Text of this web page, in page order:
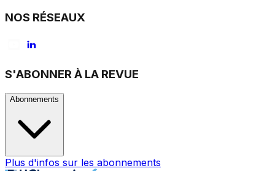
NOS RÉSEAUX
S'ABONNER À LA REVUE
Abonnements
Plus d'infos sur les abonnements